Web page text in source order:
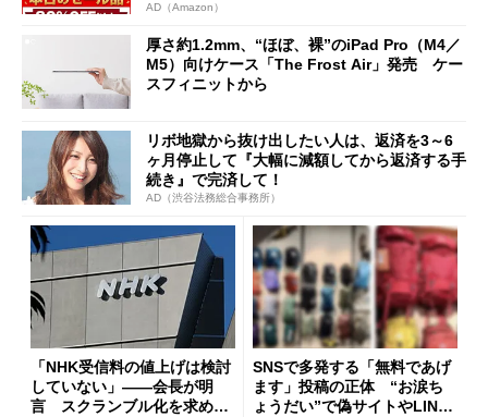
AD（Amazon）
厚さ約1.2mm、“ほぼ、裸”のiPad Pro（M4／
M5）向けケース「The Frost Air」発売 ケー
スフィニットから
リボ地獄から抜け出したい人は、返済を3～6
ヶ月停止して『大幅に減額してから返済する手
続き』で完済して！
AD（渋谷法務総合事務所）
「NHK受信料の値上げは検討
していない」――会長が明
言 スクランブル化を求める
SNSで多発する「無料であげ
ます」投稿の正体 “お涙ち
ょうだい”で偽サイトやLINE